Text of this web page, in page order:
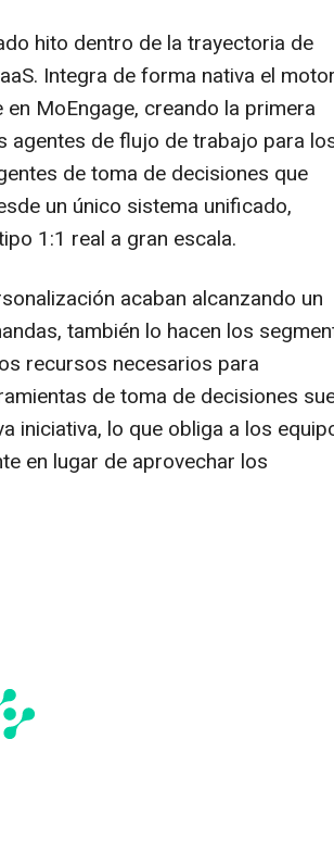
hito dentro de la trayectoria de
Integra de forma nativa el
MoEngage, creando la primera
agentes de flujo de trabajo para
de toma de decisiones que
un único sistema unificado,
1:1 real a gran escala.
acaban alcanzando un
también lo hacen los
recursos necesarios para
de toma de decisiones
iniciativa, lo que obliga a los
en lugar de aprovechar los